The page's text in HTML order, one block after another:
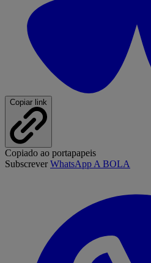
Copiar link
Copiado ao portapapeis
SubscreverWhatsApp A BOLA